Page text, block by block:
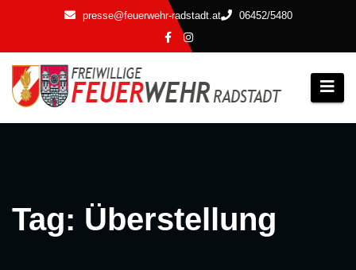
springen
presse@feuerwehr-radstadt.at 06452/5480
Tag: Überstellung